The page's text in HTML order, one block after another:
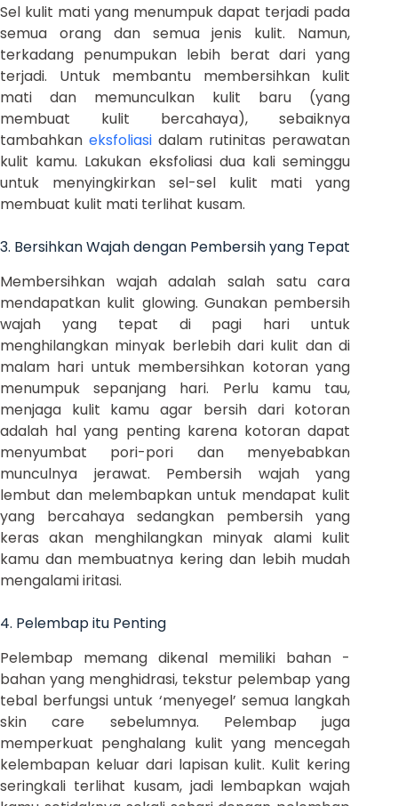
Sel kulit mati yang menumpuk dapat terjadi pada
semua orang dan semua jenis kulit. Namun,
terkadang penumpukan lebih berat dari yang
terjadi. Untuk membantu membersihkan kulit
mati dan memunculkan kulit baru (yang
membuat kulit bercahaya), sebaiknya
tambahkaneksfoliasi dalam rutinitas perawatan
kulit kamu. Lakukan eksfoliasi dua kali seminggu
untuk menyingkirkan sel-sel kulit mati yang
membuat kulit mati terlihat kusam.
3. Bersihkan Wajah dengan Pembersih yang Tepat
Membersihkan wajah adalah salah satu cara
mendapatkan kulit glowing. Gunakan pembersih
wajah yang tepat di pagi hari untuk
menghilangkan minyak berlebih dari kulit dan di
malam hari untuk membersihkan kotoran yang
menumpuk sepanjang hari. Perlu kamu tau,
menjaga kulit kamu agar bersih dari kotoran
adalah hal yang penting karena kotoran dapat
menyumbat pori-pori dan menyebabkan
munculnya jerawat. Pembersih wajah yang
lembut dan melembapkan untuk mendapat kulit
yang bercahaya sedangkan pembersih yang
keras akan menghilangkan minyak alami kulit
kamu dan membuatnya kering dan lebih mudah
mengalami iritasi.
4. Pelembap itu Penting
Pelembap memang dikenal memiliki bahan -
bahan yang menghidrasi, tekstur pelembap yang
tebal berfungsi untuk ‘menyegel’ semua langkah
skin care sebelumnya. Pelembap juga
memperkuat penghalang kulit yang mencegah
kelembapan keluar dari lapisan kulit. Kulit kering
seringkali terlihat kusam, jadi lembapkan wajah